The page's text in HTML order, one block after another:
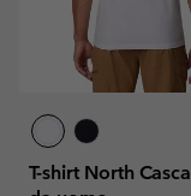
T-shirt North